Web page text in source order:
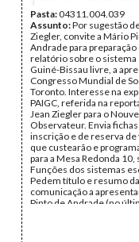
Pasta:04311.004.039
Assunto:Por sugestão
Ziegler, convite a Mário
Andrade para preparação
relatório sobre o sistema
Guiné-Bissau livre, a
Congresso Mundial de
Toronto. Interesse na
PAIGC, referida na
Jean Ziegler para o
Observateur. Envia
inscrição e de reserva de
que custearão e
para a Mesa Redonda 10,
Funções dos sistemas
Pedem título e resumo da
comunicação a
Pinto de Andrade (no